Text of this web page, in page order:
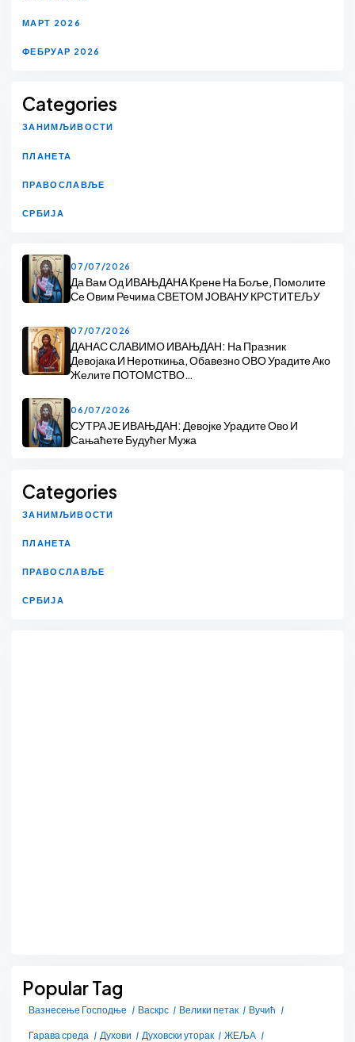
МАРТ 2026
ФЕБРУАР 2026
Categories
ЗАНИМЉИВОСТИ
ПЛАНЕТА
ПРАВОСЛАВЉЕ
СРБИЈА
07/07/2026
Да Вам Од ИВАЊДАНА Крене На Боље, Помолите
Се Овим Речима СВЕТОМ ЈОВАНУ КРСТИТЕЉУ
07/07/2026
ДАНАС СЛАВИМО ИВАЊДАН: На Празник
Девојака И Нероткиња, Обавезно ОВО Урадите Ако
Желите ПОТОМСТВО…
06/07/2026
СУТРА ЈЕ ИВАЊДАН: Девојке Урадите Ово И
Сањаћете Будућег Мужа
Categories
ЗАНИМЉИВОСТИ
ПЛАНЕТА
ПРАВОСЛАВЉЕ
СРБИЈА
Popular Tag
Вазнесење Господње Васкрс Велики петак
Вучић
Гарава среда
Духови Духовски уторак ЖЕЉА